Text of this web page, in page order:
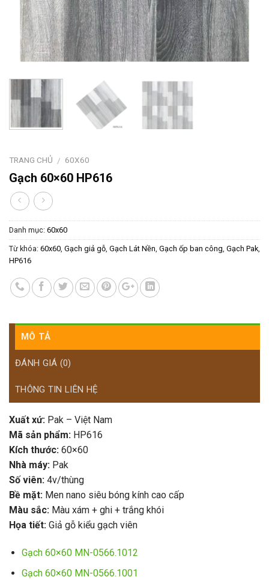
TRANG CHỦ / 60X60
Gạch 60×60 HP616
Danh mục: 60x60
Từ khóa: 60x60, Gạch giả gỗ, Gạch Lát Nền, Gạch ốp ban công, Gạch Pak,
HP616
MÔ TẢ
ĐÁNH GIÁ (0)
THÔNG TIN LIÊN HỆ
Xuất xứ: Pak – Việt Nam
Mã sản phẩm: HP616
Kích thước: 60×60
Nhà máy: Pak
Số viên: 4v/thùng
Bề mặt: Men nano siêu bóng kính cao cấp
Màu sắc: Màu xám + ghi + trắng khói
Họa tiết: Giả gỗ kiểu gạch viên
Gạch 60×60 MN-0566.1012
Gạch 60×60 MN-0566.1001